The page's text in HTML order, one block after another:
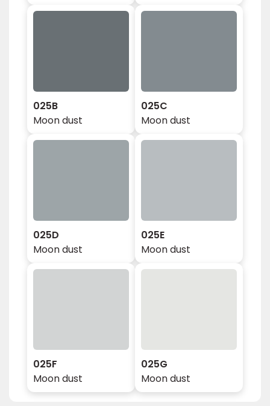
025B
Moon dust
025C
Moon dust
025D
Moon dust
025E
Moon dust
025F
Moon dust
025G
Moon dust